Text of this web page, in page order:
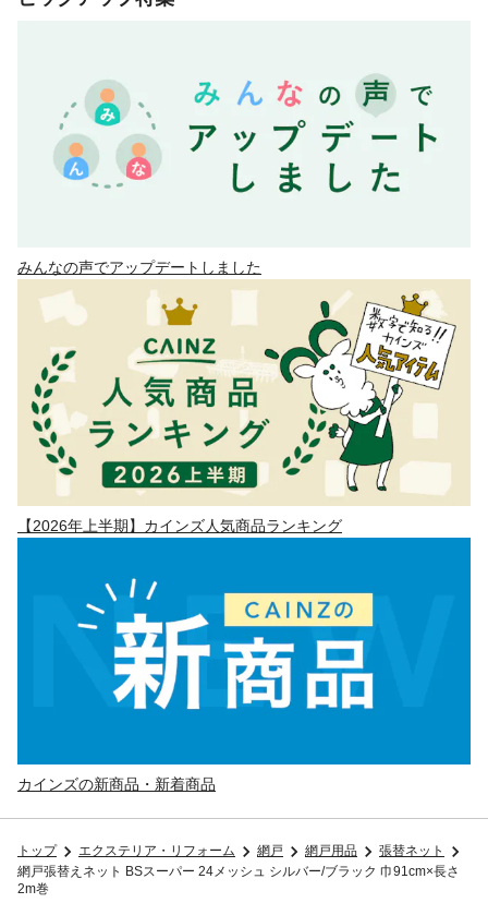
みんなの声でアップデートしました
【2026年上半期】カインズ人気商品ランキング
カインズの新商品・新着商品
トップ エクステリア・リフォーム 網戸 網戸用品
張替ネット
網戸張替えネット BSスーパー 24メッシュ シルバー/ブラック 巾91cm×長さ
2m巻